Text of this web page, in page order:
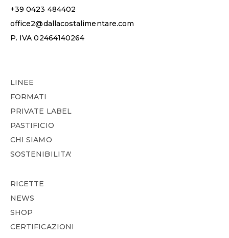
+39 0423 484402
office2@dallacostalimentare.com
P. IVA 02464140264
LINEE
FORMATI
PRIVATE LABEL
PASTIFICIO
CHI SIAMO
SOSTENIBILITA'
RICETTE
NEWS
SHOP
CERTIFICAZIONI